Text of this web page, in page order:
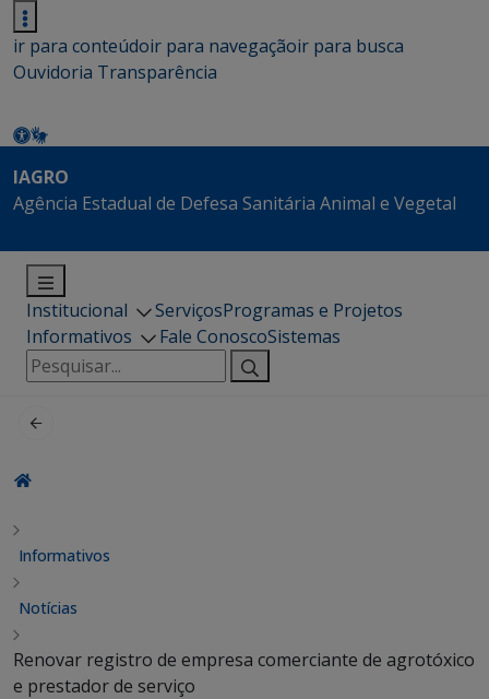
ir para conteúdoir para navegaçãoir para busca
Ouvidoria Transparência
IAGRO
Agência Estadual de Defesa Sanitária Animal e Vegetal
Institucional ServiçosProgramas e Projetos
Informativos
Fale ConoscoSistemas
Pesquisar
por:
Informativos
Notícias
Renovar registro de empresa comerciante de agrotóxico
e prestador de serviço